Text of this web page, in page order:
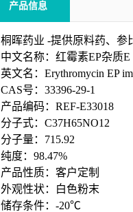
产品信息
桐晖药业 -提供原料药、参
中文名称：红霉素EP杂质E
英文名：Erythromycin EP
CAS号：33396-29-1
产品编码：REF-E33018
分子式：C37H65NO12
分子量：715.92
纯度：98.47%
产品性质：客户定制
外观性状：白色粉末
储存条件：-20℃